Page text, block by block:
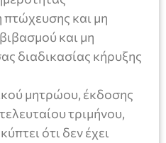
πτώχευσης και μη
και μη
διαδικασίας κήρυξης
μητρώου, έκδοσης
τριμήνου,
ότι δεν έχει